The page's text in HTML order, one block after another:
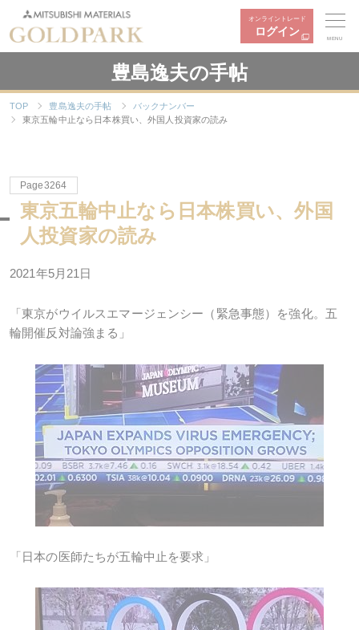
オンライントレード
ログイン
MENU
豊島逸夫の手帖
TOP 豊島逸夫の手帖
バックナンバー
東京五輪中止なら日本株買い、外国人投資家の読み
Page3264
東京五輪中止なら日本株買い、外国
人投資家の読み
2021年5月21日
「東京がウイルスエマージェンシー（緊急事態）を強化。五
輪開催反対論強まる」
「日本の医師たちが五輪中止を要求」